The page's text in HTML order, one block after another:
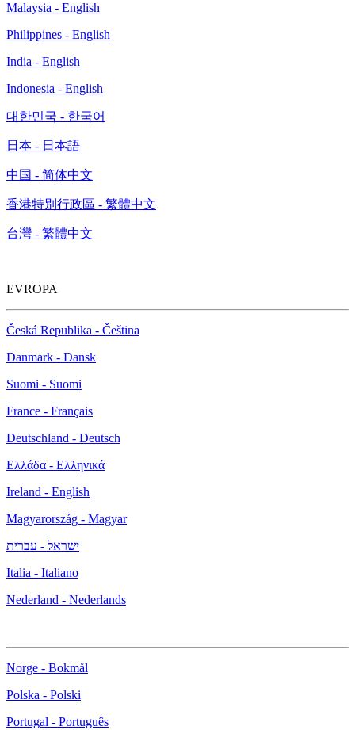
Malaysia - English
Philippines - English
India - English
Indonesia - English
대한민국 - 한국어
日本 - 日本語
中国 - 简体中文
香港特別行政區 - 繁體中文
台灣 - 繁體中文
EVROPA
Česká Republika - Čeština
Danmark - Dansk
Suomi - Suomi
France - Français
Deutschland - Deutsch
Ελλάδα - Ελληνικά
Ireland - English
Magyarország - Magyar
ישראל - עברית
Italia - Italiano
Nederland - Nederlands
Norge - Bokmål
Polska - Polski
Portugal - Português